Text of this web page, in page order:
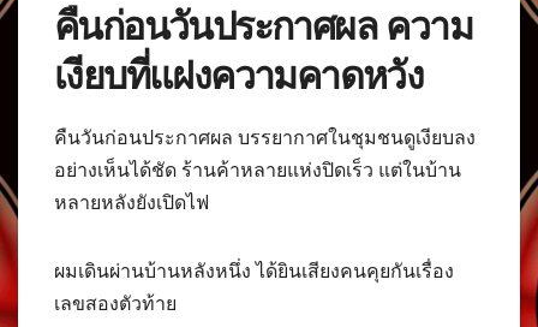
คืนก่อนวันประกาศผล ความ
เงียบที่แฝงความคาดหวัง
คืนวันก่อนประกาศผล บรรยากาศในชุมชนดูเงียบลง
อย่างเห็นได้ชัด ร้านค้าหลายแห่งปิดเร็ว แต่ในบ้าน
หลายหลังยังเปิดไฟ
ผมเดินผ่านบ้านหลังหนึ่ง ได้ยินเสียงคนคุยกันเรื่อง
เลขสองตัวท้าย